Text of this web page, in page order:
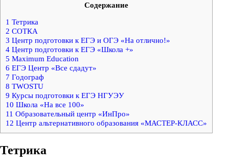
Содержание
1 Тетрика
2 СОТКА
3 Центр подготовки к ЕГЭ и ОГЭ «На отлично!»
4 Центр подготовки к ЕГЭ «Школа +»
5 Maximum Education
6 ЕГЭ Центр «Все сдадут»
7 Годограф
8 TWOSTU
9 Курсы подготовки к ЕГЭ НГУЭУ
10 Школа «На все 100»
11 Образовательный центр «ИнПро»
12 Центр альтернативного образования «МАСТЕР-КЛАСС»
Тетрика